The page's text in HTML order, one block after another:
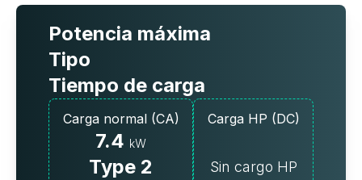
Potencia máxima
Tipo
Tiempo de carga
Carga normal (CA)
7.4 kW
Type 2
Carga HP (DC)
Sin cargo HP